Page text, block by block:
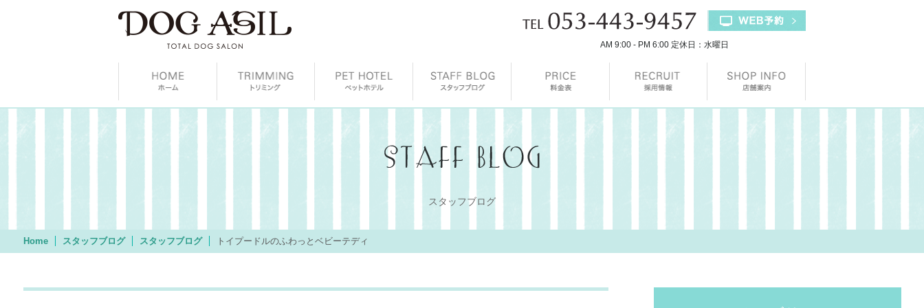
AM 9:00 - PM 6:00 定休日：水曜日
スタッフブログ
Home スタッフブログ スタッフブログ トイプードルのふわっとベビーテディ